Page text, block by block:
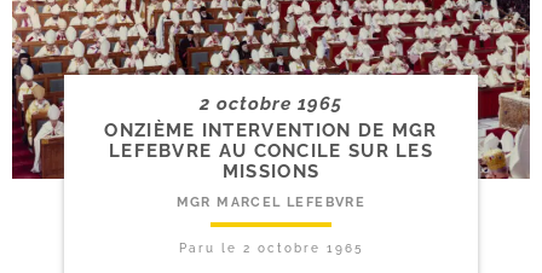
2 octobre 1965
ONZIÈME INTERVENTION DE MGR
LEFEBVRE AU CONCILE SUR LES
MISSIONS
MGR MARCEL LEFEBVRE
Paru le 2 octobre 1965